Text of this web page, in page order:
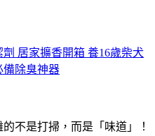
劑 居家擴香開箱 養16歲柴犬
備除臭神器
不是打掃，而是「味道」！